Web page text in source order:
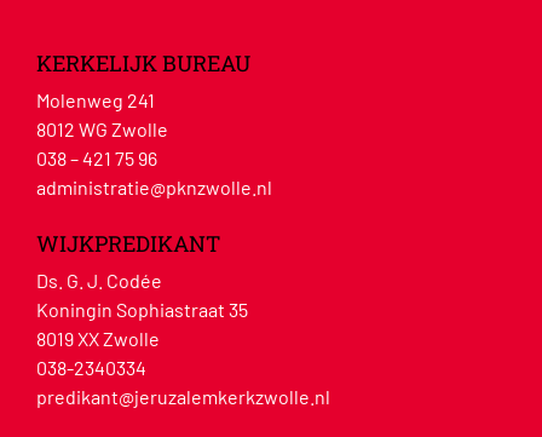
KERKELIJK BUREAU
Molenweg 241
8012 WG Zwolle
038 – 421 75 96
administratie@pknzwolle.nl
WIJKPREDIKANT
Ds. G. J. Codée
Koningin Sophiastraat 35
8019 XX Zwolle
038-2340334
predikant@jeruzalemkerkzwolle.nl